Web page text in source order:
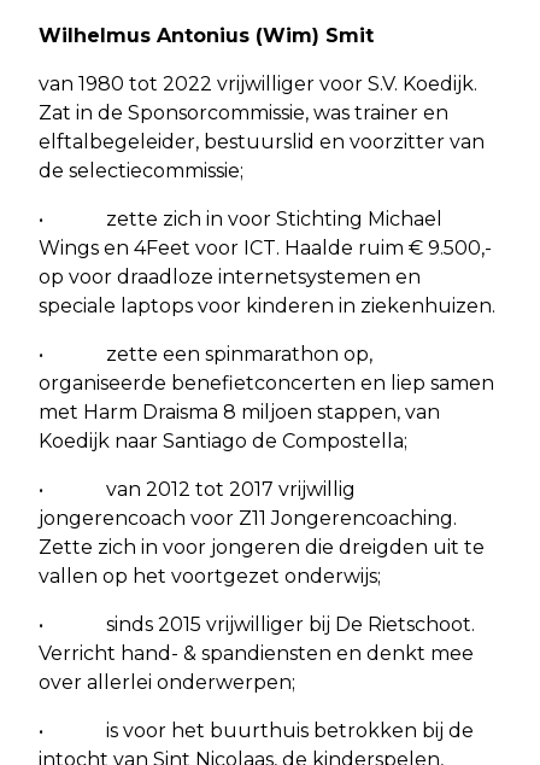
Wilhelmus Antonius (Wim) Smit
van 1980 tot 2022 vrijwilliger voor S.V. Koedijk.
Zat in de Sponsorcommissie, was trainer en
elftalbegeleider, bestuurslid en voorzitter van
de selectiecommissie;
• zette zich in voor Stichting Michael
Wings en 4Feet voor ICT. Haalde ruim € 9.500,-
op voor draadloze internetsystemen en
speciale laptops voor kinderen in ziekenhuizen.
• zette een spinmarathon op,
organiseerde benefietconcerten en liep samen
met Harm Draisma 8 miljoen stappen, van
Koedijk naar Santiago de Compostella;
• van 2012 tot 2017 vrijwillig
jongerencoach voor Z11 Jongerencoaching.
Zette zich in voor jongeren die dreigden uit te
vallen op het voortgezet onderwijs;
• sinds 2015 vrijwilliger bij De Rietschoot.
Verricht hand- & spandiensten en denkt mee
over allerlei onderwerpen;
• is voor het buurthuis betrokken bij de
intocht van Sint Nicolaas, de kinderspelen,